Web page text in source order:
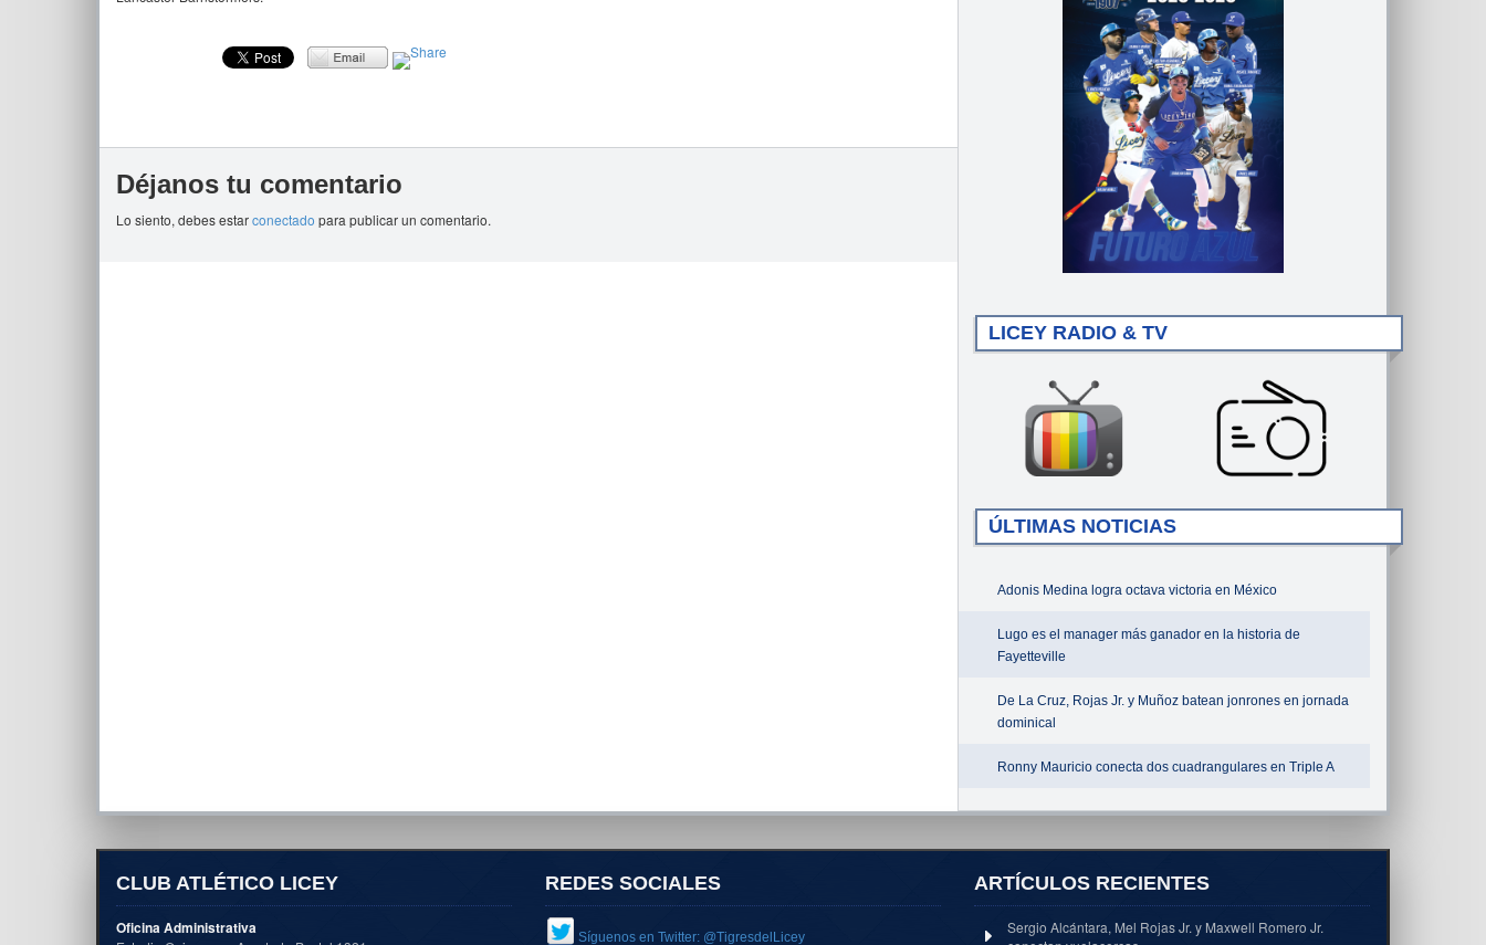
Déjanos tu comentario
Lo siento, debes estarconectado para publicar un comentario.
LICEY RADIO & TV
ÚLTIMAS NOTICIAS
Adonis Medina logra octava victoria en México
Lugo es el manager más ganador en la historia de
Fayetteville
De La Cruz, Rojas Jr. y Muñoz batean jonrones en jornada
dominical
Ronny Mauricio conecta dos cuadrangulares en Triple A
CLUB ATLÉTICO LICEY
Oficina Administrativa
REDES SOCIALES
Síguenos en Twitter: @TigresdelLicey
ARTÍCULOS RECIENTES
Sergio Alcántara, Mel Rojas Jr. y Maxwell Romero Jr.